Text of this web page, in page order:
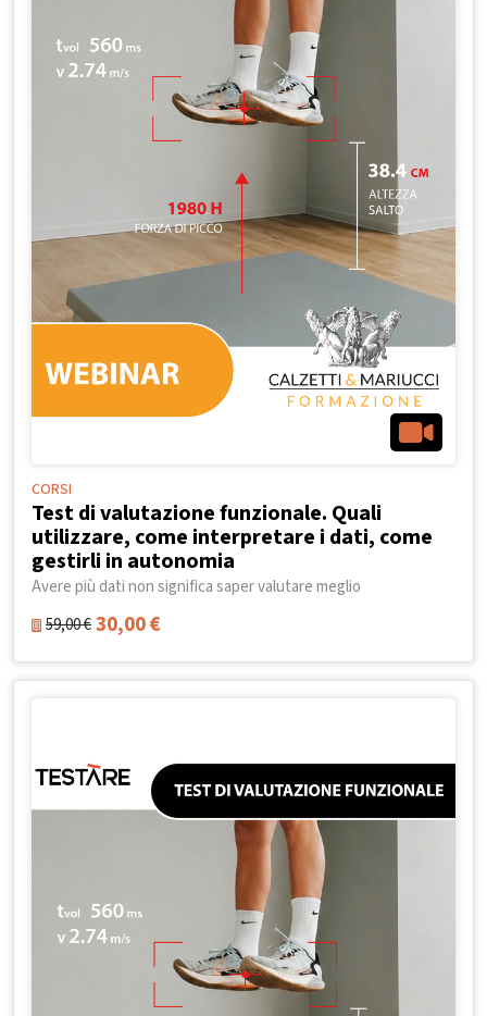
CORSI
Test di valutazione funzionale. Quali
utilizzare, come interpretare i dati, come
gestirli in autonomia
Avere più dati non significa saper valutare meglio
59,00€30,00€